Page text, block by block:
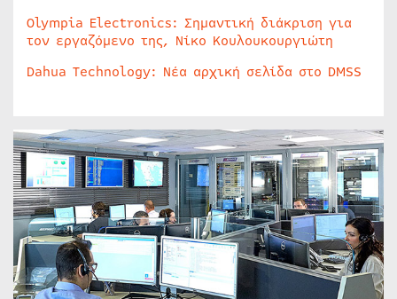
Olympia Electronics: Σημαντική διάκριση για
τον εργαζόμενο της, Νίκο Κουλουκουργιώτη
Dahua Technology: Νέα αρχική σελίδα στο DMSS